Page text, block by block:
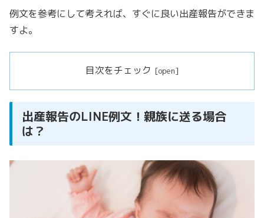
例文を参考にして考えれば、すぐに良い出産報告ができま
すよ。
目次をチェック
出産報告のLINE例文！親族に送る場合
は？